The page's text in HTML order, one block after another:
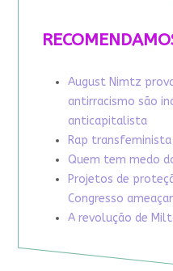
August Nimtz
antirracismo são
anticapitalista
Rap transfeminista
Quem tem medo
Projetos de
Congresso
A revolução de